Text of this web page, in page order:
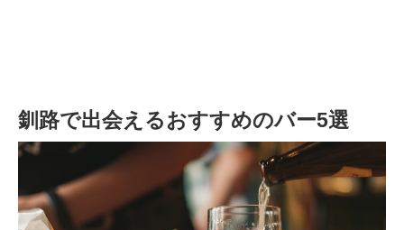
釧路で出会えるおすすめのバー5選